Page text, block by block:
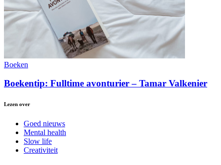
Boeken
Boekentip: Fulltime avonturier – Tamar Valkenier
Lezen over
Goed nieuws
Mental health
Slow life
Creativiteit